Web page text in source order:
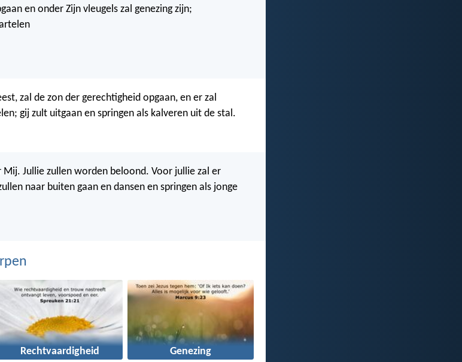
en onder Zijn vleugels zal genezing zijn;
zal de zon der gerechtigheid opgaan, en er zal
gij zult uitgaan en springen als kalveren uit de stal.
Jullie zullen worden beloond. Voor jullie zal er
naar buiten gaan en dansen en springen als jonge
Rechtvaardigheid Genezing